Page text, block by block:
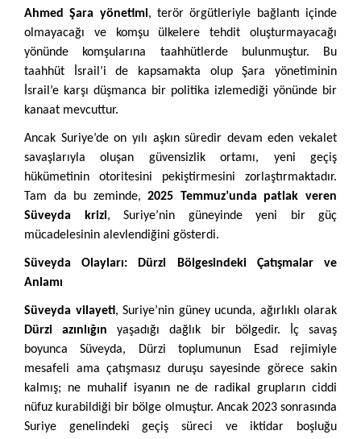
Ahmed Şara yönetimi, terör örgütleriyle bağlantı içinde
olmayacağı ve komşu ülkelere tehdit oluşturmayacağı
yönünde komşularına taahhütlerde bulunmuştur. Bu
taahhüt İsrail’i de kapsamakta olup Şara yönetiminin
İsrail’e karşı düşmanca bir politika izlemediği yönünde bir
kanaat mevcuttur.
Ancak Suriye’de on yılı aşkın süredir devam eden vekalet
savaşlarıyla oluşan güvensizlik ortamı, yeni geçiş
hükümetinin otoritesini pekiştirmesini zorlaştırmaktadır.
Tam da bu zeminde,2025 Temmuz’unda patlak veren
Süveyda krizi, Suriye’nin güneyinde yeni bir güç
mücadelesinin alevlendiğini gösterdi.
Süveyda Olayları: Dürzi Bölgesindeki Çatışmalar ve
Anlamı
Süveyda vilayeti, Suriye’nin güney ucunda, ağırlıklı olarak
Dürzi azınlığın yaşadığı dağlık bir bölgedir. İç savaş
boyunca Süveyda, Dürzi toplumunun Esad rejimiyle
mesafeli ama çatışmasız duruşu sayesinde görece sakin
kalmış; ne muhalif isyanın ne de radikal grupların ciddi
nüfuz kurabildiği bir bölge olmuştur. Ancak 2023 sonrasında
Suriye genelindeki geçiş süreci ve iktidar boşluğu